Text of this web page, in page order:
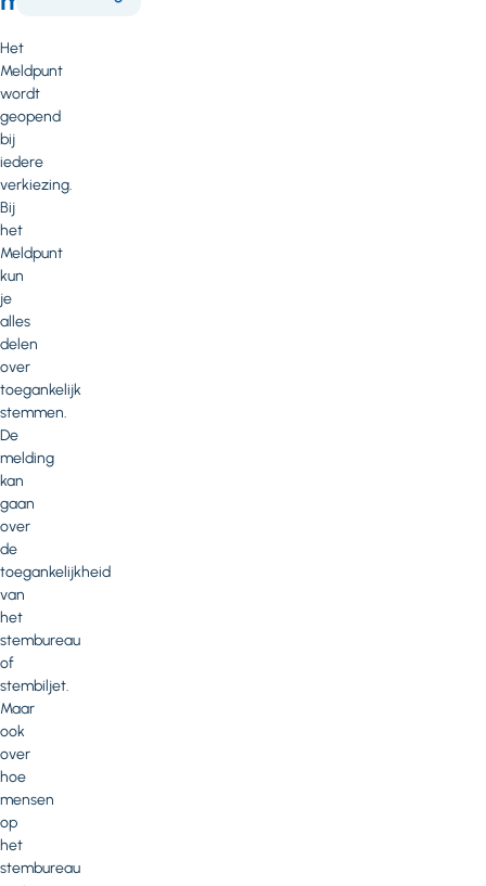
Het
Meldpunt
wordt
geopend
bij
iedere
verkiezing.
Bij
het
Meldpunt
kun
je
alles
delen
over
toegankelijk
stemmen.
De
melding
kan
gaan
over
de
toegankelijkheid
van
het
stembureau
of
stembiljet.
Maar
ook
over
hoe
mensen
op
het
stembureau